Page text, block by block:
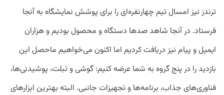
ترندز نیز امسال تیم چهارنفره‌ای را برای پوشش نمایشگاه به آنجا
فرستاد. در آنجا شاهد صدها دستگاه و محصول بودیم و هزاران
ایمیل و پیام نیز دریافت کردیم اما اکنون می‌خواهیم ماحصل این
بازدید را در پنج گروه به شما عرضه کنیم: گوشی و تبلت، پوشیدنی‌ها،
فناوری‌های جذاب، برنامه‌ها و تجهیزات جانبی. البته بهترین ابزارهای